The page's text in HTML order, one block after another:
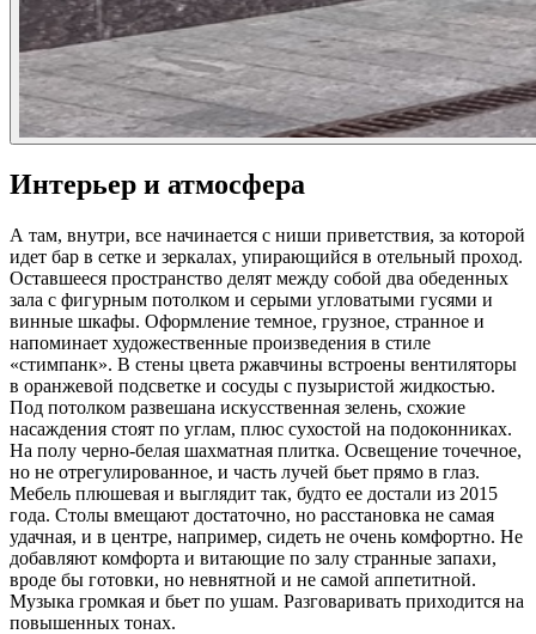
Интерьер и атмосфера
А там, внутри, все начинается с ниши приветствия, за которой
идет бар в сетке и зеркалах, упирающийся в отельный проход.
Оставшееся пространство делят между собой два обеденных
зала с фигурным потолком и серыми угловатыми гусями и
винные шкафы. Оформление темное, грузное, странное и
напоминает художественные произведения в стиле
«стимпанк». В стены цвета ржавчины встроены вентиляторы
в оранжевой подсветке и сосуды с пузыристой жидкостью.
Под потолком развешана искусственная зелень, схожие
насаждения стоят по углам, плюс сухостой на подоконниках.
На полу черно-белая шахматная плитка. Освещение точечное,
но не отрегулированное, и часть лучей бьет прямо в глаз.
Мебель плюшевая и выглядит так, будто ее достали из 2015
года. Столы вмещают достаточно, но расстановка не самая
удачная, и в центре, например, сидеть не очень комфортно. Не
добавляют комфорта и витающие по залу странные запахи,
вроде бы готовки, но невнятной и не самой аппетитной.
Музыка громкая и бьет по ушам. Разговаривать приходится на
повышенных тонах.